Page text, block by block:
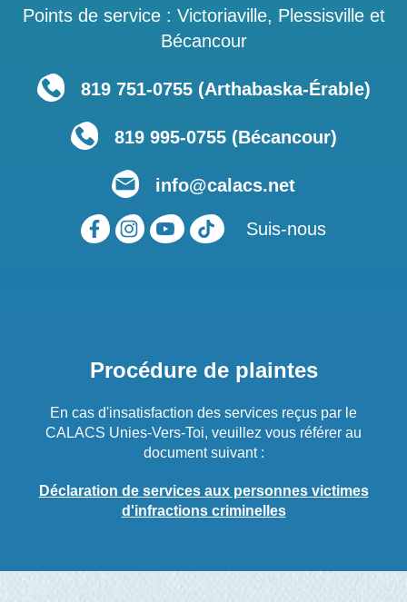
Points de service : Victoriaville, Plessisville et
Bécancour
819 751‑0755 (Arthabaska-Érable)
819 995-0755 (Bécancour)
info@calacs.net
Suis-nous
Procédure de plaintes
En cas d'insatisfaction des services reçus par le
CALACS Unies-Vers-Toi, veuillez vous référer au
document suivant :
Déclaration de services aux personnes victimes
d'infractions criminelles